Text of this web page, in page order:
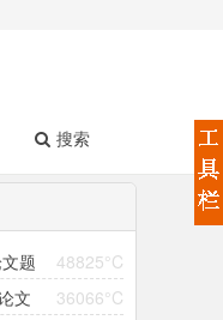
搜索
48825°C
题
36066°C
文